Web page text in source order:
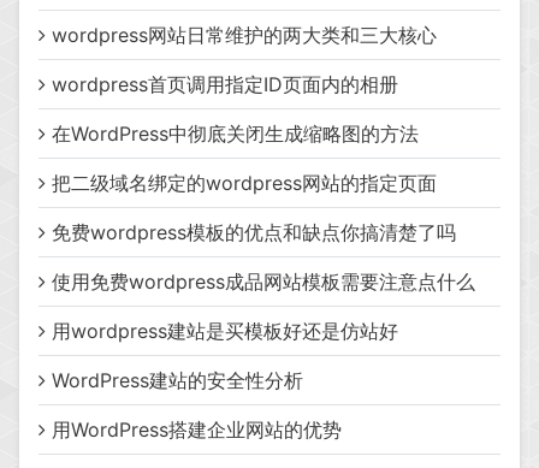
wordpress网站日常维护的两大类和三大核心
wordpress首页调用指定ID页面内的相册
在WordPress中彻底关闭生成缩略图的方法
把二级域名绑定的wordpress网站的指定页面
免费wordpress模板的优点和缺点你搞清楚了吗
使用免费wordpress成品网站模板需要注意点什么
用wordpress建站是买模板好还是仿站好
WordPress建站的安全性分析
用WordPress搭建企业网站的优势